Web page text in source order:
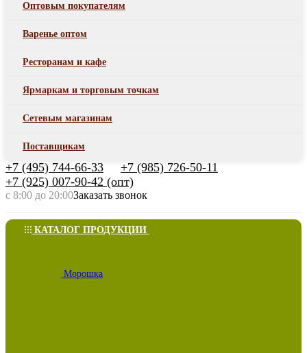
Оптовым покупателям
Варенье оптом
Ресторанам и кафе
Ярмаркам и торговым точкам
Сетевым магазинам
Поставщикам
+7 (495) 744-66-33
+7 (985) 726-50-11
+7 (925) 007-90-42 (опт)
с 8:00 до 20:00Заказать звонок
КАТАЛОГ ПРОДУКЦИИ
Морошка